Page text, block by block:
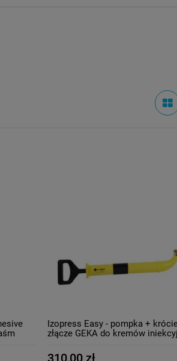
Izopress Easy - pompka +
złącze GEKA do kremów
310,00 zł